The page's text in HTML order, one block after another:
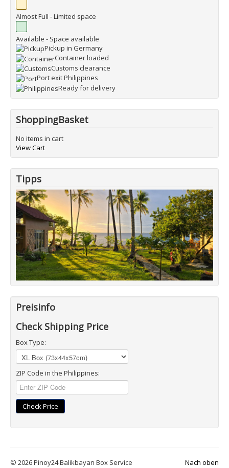
Almost Full - Limited space
Available - Space available
Pickup in Germany
Container loaded
Customs clearance
Port exit Philippines
Ready for delivery
ShoppingBasket
No items in cart
View Cart
Tipps
Preisinfo
Check Shipping Price
Box Type:
ZIP Code in the Philippines:
Check Price
Nach oben
© 2026 Pinoy24 Balikbayan Box Service